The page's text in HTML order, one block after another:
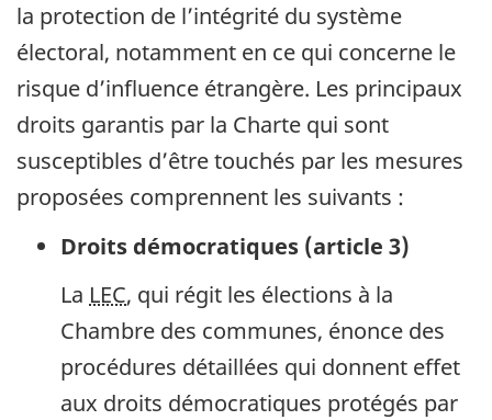
la protection de l’intégrité du système
électoral, notamment en ce qui concerne le
risque d’influence étrangère. Les principaux
droits garantis par la Charte qui sont
susceptibles d’être touchés par les mesures
proposées comprennent les suivants :
Droits démocratiques (article 3)
La LEC, qui régit les élections à la
Chambre des communes, énonce des
procédures détaillées qui donnent effet
aux droits démocratiques protégés par